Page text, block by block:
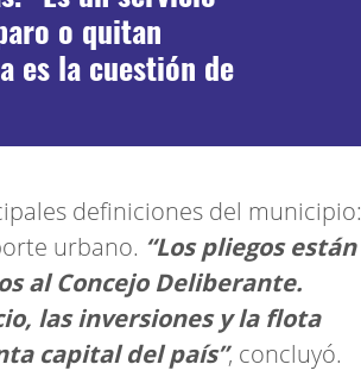
o quitan
es la cuestión de
definiciones del municipio:
urbano. “Los pliegos están
al Concejo Deliberante.
las inversiones y la flota
capital del país”, concluyó.